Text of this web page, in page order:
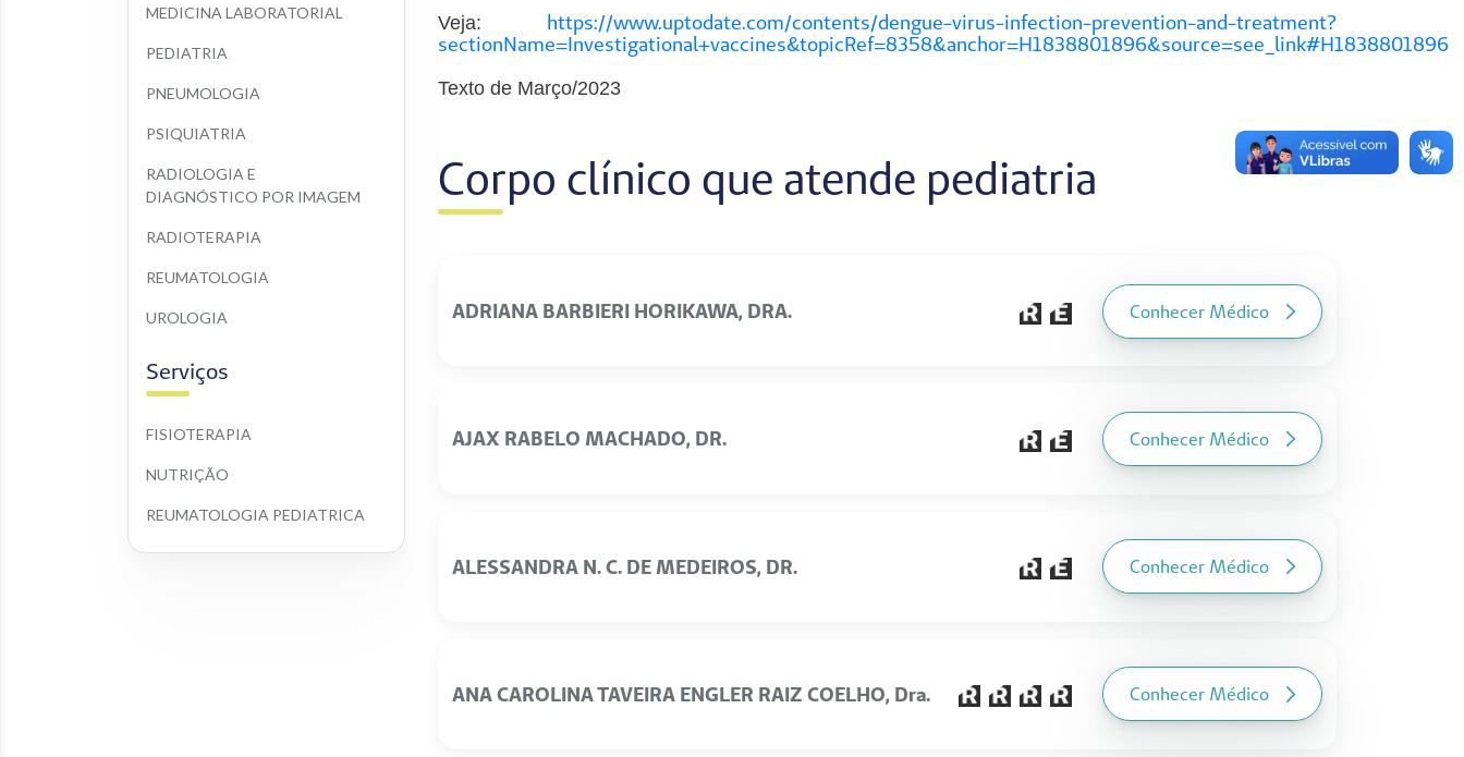
MEDICINA LABORATORIAL
PEDIATRIA
PNEUMOLOGIA
PSIQUIATRIA
RADIOLOGIA E
DIAGNÓSTICO POR IMAGEM
RADIOTERAPIA
REUMATOLOGIA
UROLOGIA
Serviços
FISIOTERAPIA
NUTRIÇÃO
REUMATOLOGIA PEDIATRICA
Veja: https://www.uptodate.com/contents/dengue-virus-infection-prevention-and-treatment?
sectionName=Investigational+vaccines&topicRef=8358&anchor=H1838801896&source=see_link#H1838801896
Texto de Março/2023
Corpo clínico que atende pediatria
ADRIANA BARBIERI HORIKAWA, DRA. Conhecer Médico
AJAX RABELO MACHADO, DR. Conhecer Médico
ALESSANDRA N. C. DE MEDEIROS, DR. Conhecer Médico
ANA CAROLINA TAVEIRA ENGLER RAIZ COELHO, Dra. Conhecer Médico